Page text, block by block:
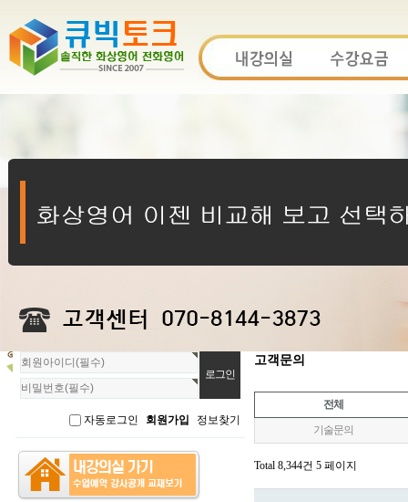
회
원
로
자동로그인 회원가입 정보찾기
고객문의
전체
기술문의
Total 8,344건 5 페이지